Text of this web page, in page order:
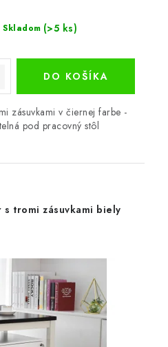
Skladom (>5 ks)
DO KOŠÍKA
zásuvkami v čiernej farbe -
pod pracovný stôl
s tromi zásuvkami biely